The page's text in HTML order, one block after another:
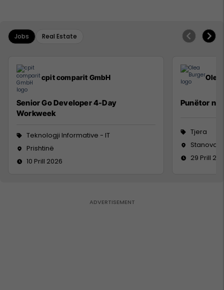
Jobs Real Estate
cpit comparit GmbH
Senior Go Developer 4-Day
Workweek
Teknologji Informative - IT
Prishtinë
10 Prill 2026
Olea
Punëtor në
Tjera
Stanovc,
29 Prill